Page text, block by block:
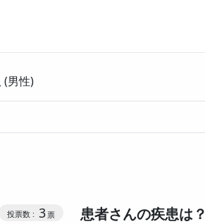
男性
コミュニケーション・タイプ投票数
3 患者さんの疾患は？